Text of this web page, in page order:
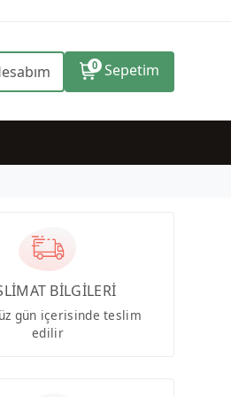
0 Sepetim
BİLGİLERİ
gün içerisinde teslim
edilir